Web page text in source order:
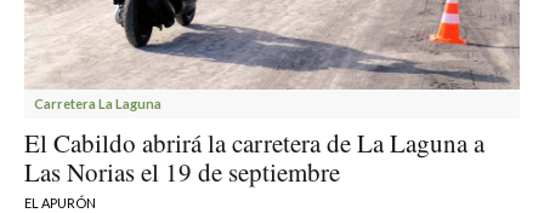
Carretera La Laguna
El Cabildo abrirá la carretera de La Laguna a
Las Norias el 19 de septiembre
EL APURÓN